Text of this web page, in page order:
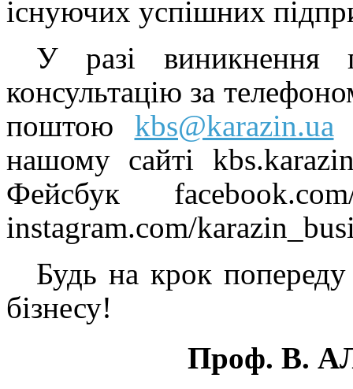
існуючих успішних
У разі виникнення
консультацію за
поштою kbs@karazin.ua
нашому сайті
Фейсбук
instagram.com/
Будь на крок
бізнесу!
Проф. В.